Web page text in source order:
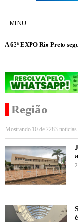
MENU
A 63ª EXPO Rio Preto
Região
Mostrando 10 de 2283